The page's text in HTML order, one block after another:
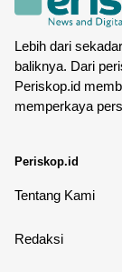
Lebih dari
baliknya. Dari
Periskop.id
memperkaya
Periskop.id
Tentang Kami
Redaksi